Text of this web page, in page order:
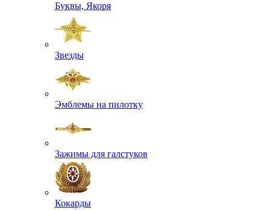
Буквы, Якоря
Звезды
Эмблемы на пилотку
Зажимы для галстуков
Кокарды